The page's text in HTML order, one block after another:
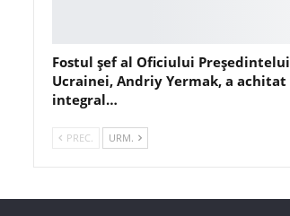
Fostul șef al Oficiului Președintelui
Ucrainei, Andriy Yermak, a achitat
integral…
PREC. URM.